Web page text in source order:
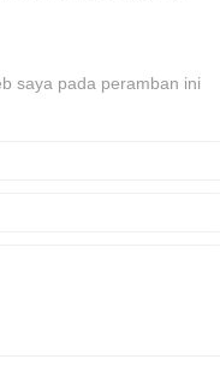
saya pada peramban ini